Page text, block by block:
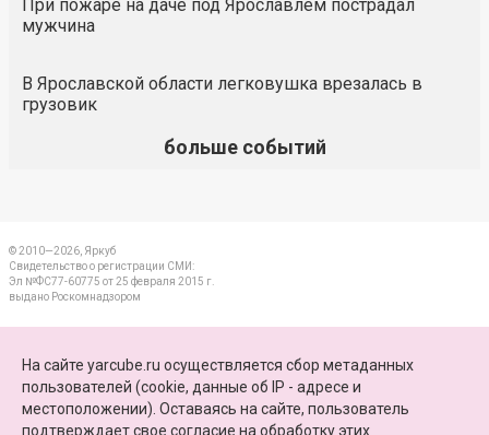
При пожаре на даче под Ярославлем пострадал
мужчина
В Ярославской области легковушка врезалась в
грузовик
больше событий
© 2010—2026, Яркуб
Свидетельство о регистрации СМИ:
Эл №ФС77-60775 от 25 февраля 2015 г.
выдано Роскомнадзором
ПАРТНЕРЫ
На сайте yarcube.ru осуществляется сбор метаданных
пользователей (cookie, данные об IP - адресе и
местоположении). Оставаясь на сайте, пользователь
подтверждает свое согласие на обработку этих